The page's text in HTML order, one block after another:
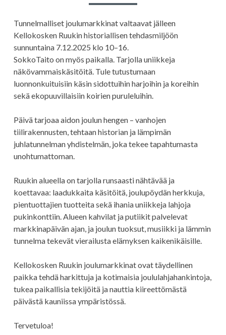
Tunnelmalliset joulumarkkinat valtaavat jälleen
Kellokosken Ruukin historiallisen tehdasmiljöön
sunnuntaina 7.12.2025 klo 10–16.
SokkoTaito on myös paikalla. Tarjolla uniikkeja
näkövammaiskäsitöitä. Tule tutustumaan
luonnonkuituisiin käsin sidottuihin harjoihin ja koreihin
sekä ekopuuvillaisiin koirien puruleluihin.
Päivä tarjoaa aidon joulun hengen – vanhojen
tiilirakennusten, tehtaan historian ja lämpimän
juhlatunnelman yhdistelmän, joka tekee tapahtumasta
unohtumattoman.
Ruukin alueella on tarjolla runsaasti nähtävää ja
koettavaa: laadukkaita käsitöitä, joulupöydän herkkuja,
pientuottajien tuotteita sekä ihania uniikkeja lahjoja
pukinkonttiin. Alueen kahvilat ja putiikit palvelevat
markkinapäivän ajan, ja joulun tuoksut, musiikki ja lämmin
tunnelma tekevät vierailusta elämyksen kaikenikäisille.
Kellokosken Ruukin joulumarkkinat ovat täydellinen
paikka tehdä harkittuja ja kotimaisia joululahjahankintoja,
tukea paikallisia tekijöitä ja nauttia kiireettömästä
päivästä kauniissa ympäristössä.
Tervetuloa!